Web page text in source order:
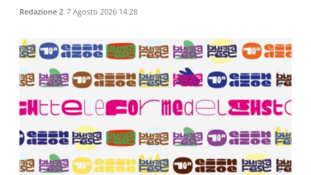
Redazione 2 7 Agosto 2026 14:28